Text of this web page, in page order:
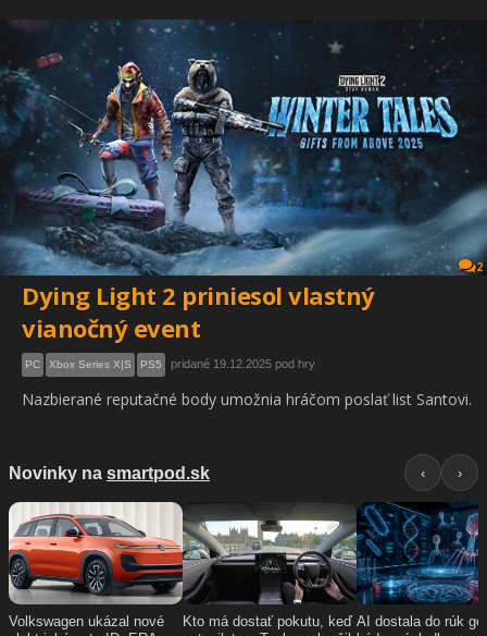
2
Dying Light 2 priniesol vlastný
vianočný event
PC Xbox Series X|S PS5 pridané 19.12.2025 pod hry
Nazbierané reputačné body umožnia hráčom poslať list Santovi.